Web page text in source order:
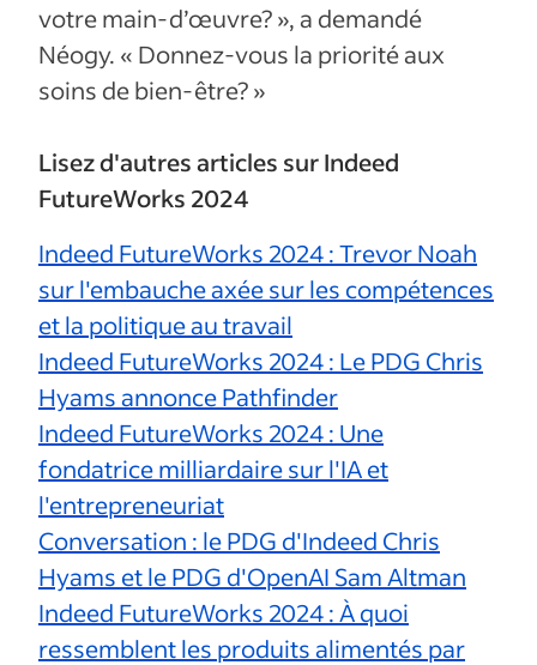
votre main-d’œuvre? », a demandé
Néogy. « Donnez-vous la priorité aux
soins de bien-être? »
Lisez d'autres articles sur Indeed
FutureWorks 2024
Indeed FutureWorks 2024 : Trevor Noah
sur l'embauche axée sur les compétences
et la politique au travail
Indeed FutureWorks 2024 : Le PDG Chris
Hyams annonce Pathfinder
Indeed FutureWorks 2024 : Une
fondatrice milliardaire sur l'IA et
l'entrepreneuriat
Conversation : le PDG d'Indeed Chris
Hyams et le PDG d'OpenAI Sam Altman
Indeed FutureWorks 2024 : À quoi
ressemblent les produits alimentés par